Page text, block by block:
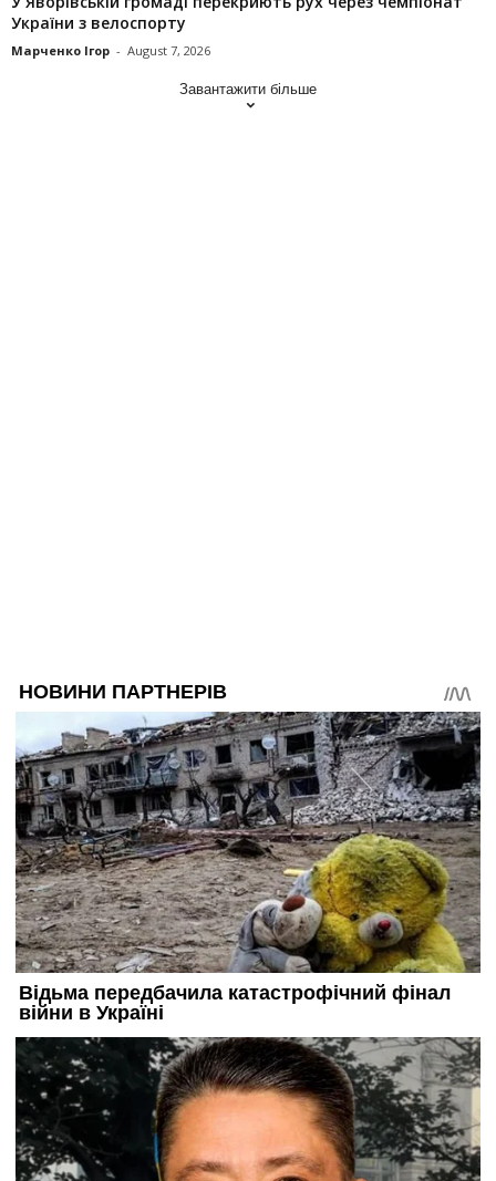
України з велоспорту
Марченко Ігор - August 7, 2026
Завантажити більше